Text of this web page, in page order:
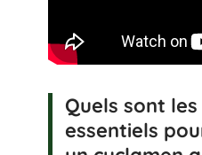
Quels sont
essentiels